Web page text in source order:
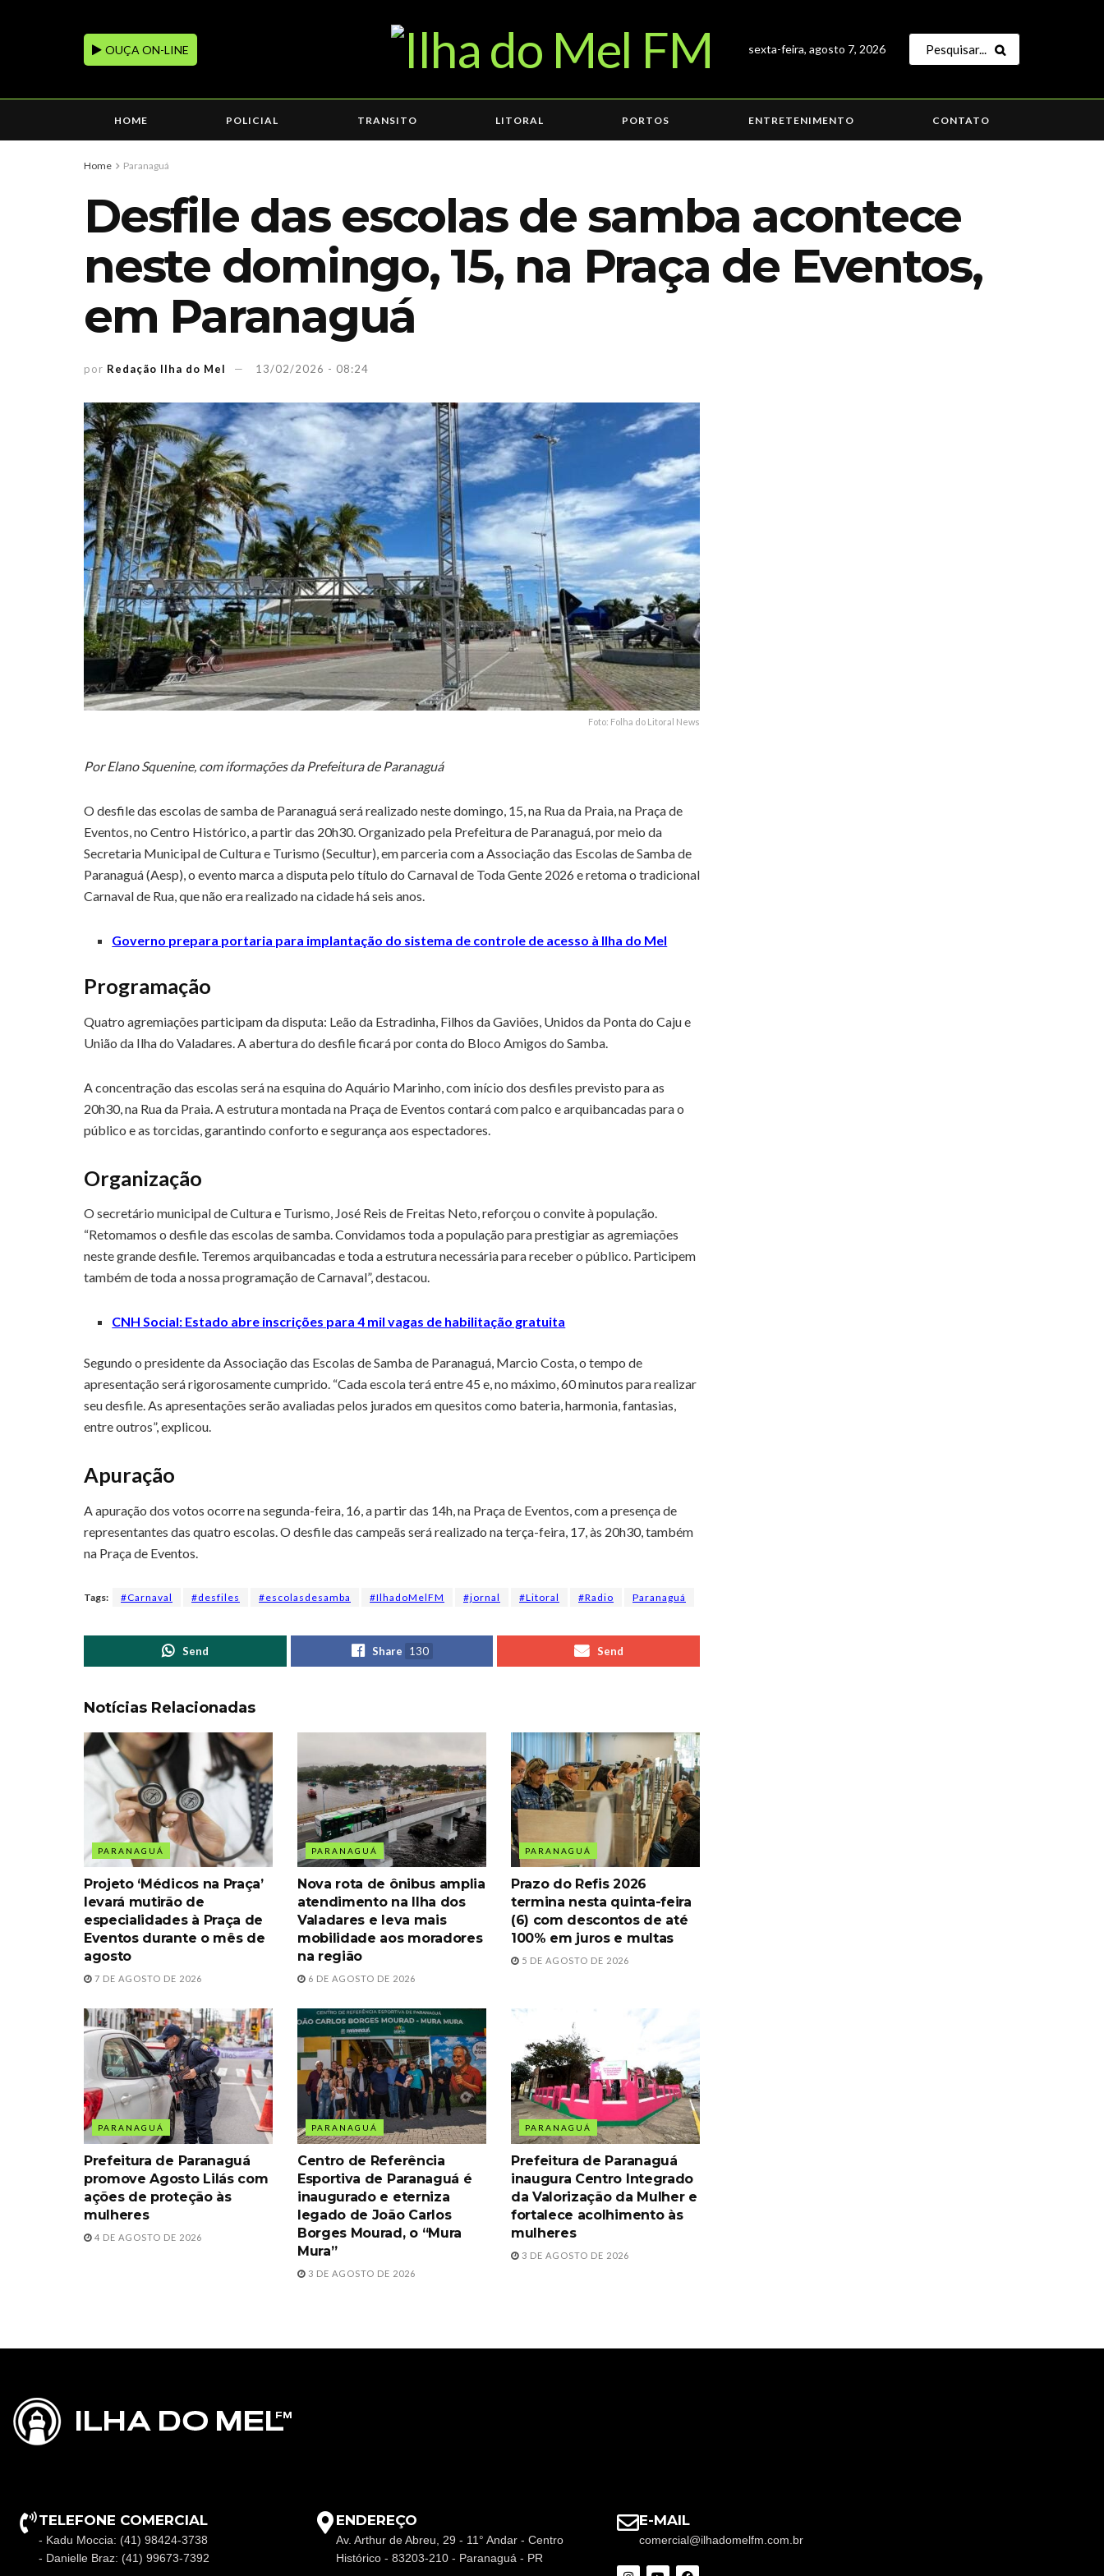
OUÇA ON-LINE sexta-feira, agosto 7, 2026
HOME POLICIAL TRANSITO LITORAL PORTOS ENTRETENIMENTO CONTATO
Home Paranaguá
Desfile das escolas de samba acontece
neste domingo, 15, na Praça de Eventos,
em Paranaguá
por Redação Ilha do Mel 13/02/2026 - 08:24
Foto: Folha do Litoral News
Por Elano Squenine, com iformações da Prefeitura de Paranaguá
O desfile das escolas de samba de Paranaguá será realizado neste domingo, 15, na Rua da Praia, na Praça de
Eventos, no Centro Histórico, a partir das 20h30. Organizado pela Prefeitura de Paranaguá, por meio da
Secretaria Municipal de Cultura e Turismo (Secultur), em parceria com a Associação das Escolas de Samba de
Paranaguá (Aesp), o evento marca a disputa pelo título do Carnaval de Toda Gente 2026 e retoma o tradicional
Carnaval de Rua, que não era realizado na cidade há seis anos.
Governo prepara portaria para implantação do sistema de controle de acesso à Ilha do Mel
Programação
Quatro agremiações participam da disputa: Leão da Estradinha, Filhos da Gaviões, Unidos da Ponta do Caju e
União da Ilha do Valadares. A abertura do desfile ficará por conta do Bloco Amigos do Samba.
A concentração das escolas será na esquina do Aquário Marinho, com início dos desfiles previsto para as
20h30, na Rua da Praia. A estrutura montada na Praça de Eventos contará com palco e arquibancadas para o
público e as torcidas, garantindo conforto e segurança aos espectadores.
Organização
O secretário municipal de Cultura e Turismo, José Reis de Freitas Neto, reforçou o convite à população.
“Retomamos o desfile das escolas de samba. Convidamos toda a população para prestigiar as agremiações
neste grande desfile. Teremos arquibancadas e toda a estrutura necessária para receber o público. Participem
também de toda a nossa programação de Carnaval”, destacou.
CNH Social: Estado abre inscrições para 4 mil vagas de habilitação gratuita
Segundo o presidente da Associação das Escolas de Samba de Paranaguá, Marcio Costa, o tempo de
apresentação será rigorosamente cumprido. “Cada escola terá entre 45 e, no máximo, 60 minutos para realizar
seu desfile. As apresentações serão avaliadas pelos jurados em quesitos como bateria, harmonia, fantasias,
entre outros”, explicou.
Apuração
A apuração dos votos ocorre na segunda-feira, 16, a partir das 14h, na Praça de Eventos, com a presença de
representantes das quatro escolas. O desfile das campeãs será realizado na terça-feira, 17, às 20h30, também
na Praça de Eventos.
Tags: #Carnaval #desfiles #escolasdesamba #IlhadoMelFM #jornal #Litoral #Radio Paranaguá
Send Share 130 Send
Notícias Relacionadas
PARANAGUÁ
Projeto ‘Médicos na Praça’
levará mutirão de
especialidades à Praça de
Eventos durante o mês de
agosto
7 DE AGOSTO DE 2026
PARANAGUÁ
Nova rota de ônibus amplia
atendimento na Ilha dos
Valadares e leva mais
mobilidade aos moradores
na região
6 DE AGOSTO DE 2026
PARANAGUÁ
Prazo do Refis 2026
termina nesta quinta-feira
(6) com descontos de até
100% em juros e multas
5 DE AGOSTO DE 2026
PARANAGUÁ
Prefeitura de Paranaguá
promove Agosto Lilás com
ações de proteção às
mulheres
4 DE AGOSTO DE 2026
PARANAGUÁ
Centro de Referência
Esportiva de Paranaguá é
inaugurado e eterniza
legado de João Carlos
Borges Mourad, o “Mura
Mura”
3 DE AGOSTO DE 2026
PARANAGUÁ
Prefeitura de Paranaguá
inaugura Centro Integrado
da Valorização da Mulher e
fortalece acolhimento às
mulheres
3 DE AGOSTO DE 2026
TELEFONE COMERCIAL
- Kadu Moccia: (41) 98424-3738
- Danielle Braz: (41) 99673-7392
ENDEREÇO
Av. Arthur de Abreu, 29 - 11° Andar - Centro
Histórico - 83203-210 - Paranaguá - PR
E-MAIL
comercial@ilhadomelfm.com.br